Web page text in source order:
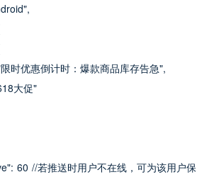
倒计时：爆款商品库存告急",
促"